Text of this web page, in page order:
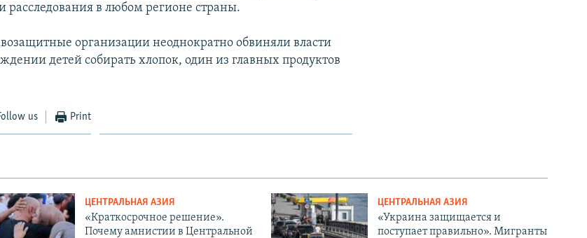
расследования в любом регионе страны.
организации неоднократно обвиняли власти
детей собирать хлопок, один из главных продуктов
us Print
ЦЕНТРАЛЬНАЯ АЗИЯ
«Краткосрочное решение».
Почему амнистии в Центральной
ЦЕНТРАЛЬНАЯ АЗИЯ
«Украина защищается и
поступает правильно». Мигранты